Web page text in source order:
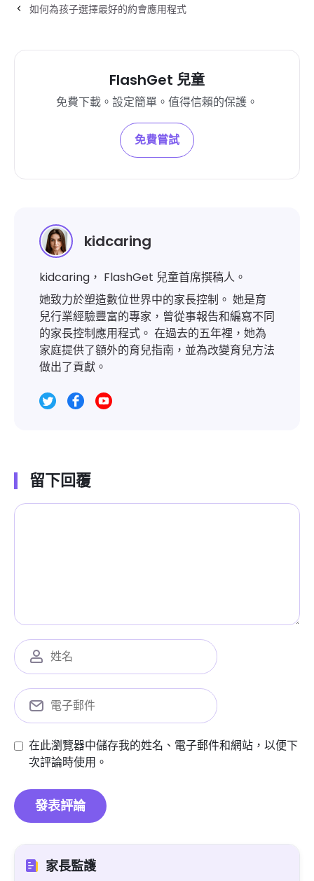
如何為孩子選擇最好的約會應用程式
FlashGet 兒童
免費下載。設定簡單。值得信賴的保護。
免費嘗試
kidcaring
kidcaring， FlashGet 兒童首席撰稿人。
她致力於塑造數位世界中的家長控制。 她是育
兒行業經驗豐富的專家，曾從事報告和編寫不同
的家長控制應用程式。 在過去的五年裡，她為
家庭提供了額外的育兒指南，並為改變育兒方法
做出了貢獻。
留下回覆
在此瀏覽器中儲存我的姓名、電子郵件和網站，以便下
次評論時使用。
家長監護